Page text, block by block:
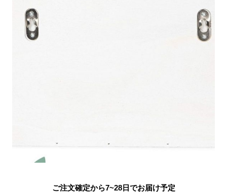
ご注文確定から7~28日でお届け予定